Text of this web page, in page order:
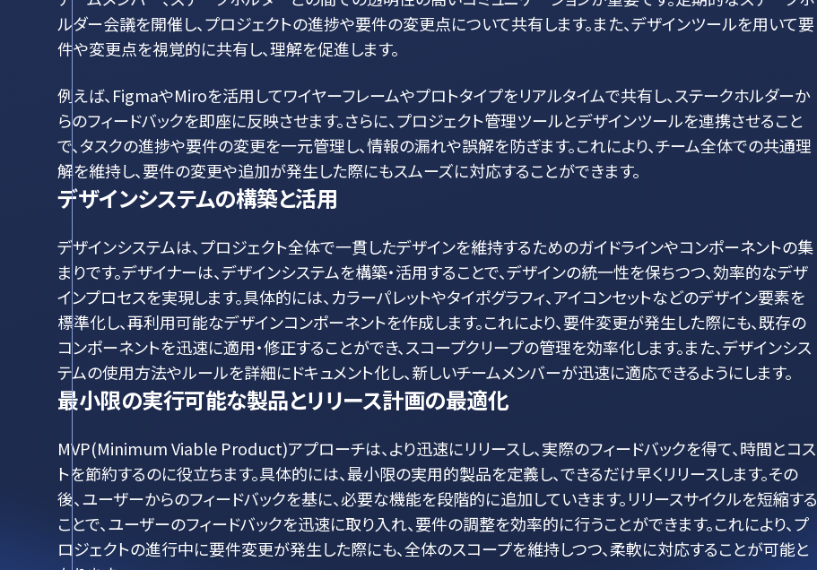
ルダー会議を開催し、プロジェクトの進捗や要件の変更点について共有します。また、デザインツールを用いて要
件や変更点を視覚的に共有し、理解を促進します。
例えば、FigmaやMiroを活用してワイヤーフレームやプロトタイプをリアルタイムで共有し、ステークホルダーか
らのフィードバックを即座に反映させます。さらに、プロジェクト管理ツールとデザインツールを連携させること
で、タスクの進捗や要件の変更を一元管理し、情報の漏れや誤解を防ぎます。これにより、チーム全体での共通理
解を維持し、要件の変更や追加が発生した際にもスムーズに対応することができます。
デザインシステムの構築と活用
デザインシステムは、プロジェクト全体で一貫したデザインを維持するためのガイドラインやコンポーネントの集
まりです。デザイナーは、デザインシステムを構築・活用することで、デザインの統一性を保ちつつ、効率的なデザ
インプロセスを実現します。具体的には、カラーパレットやタイポグラフィ、アイコンセットなどのデザイン要素を
標準化し、再利用可能なデザインコンポーネントを作成します。これにより、要件変更が発生した際にも、既存の
コンポーネントを迅速に適用・修正することができ、スコープクリープの管理を効率化します。また、デザインシス
テムの使用方法やルールを詳細にドキュメント化し、新しいチームメンバーが迅速に適応できるようにします。
最小限の実行可能な製品とリリース計画の最適化
MVP(Minimum Viable Product)アプローチは、より迅速にリリースし、実際のフィードバックを得て、時間とコス
トを節約するのに役立ちます。具体的には、最小限の実用的製品を定義し、できるだけ早くリリースします。その
後、ユーザーからのフィードバックを基に、必要な機能を段階的に追加していきます。リリースサイクルを短縮する
ことで、ユーザーのフィードバックを迅速に取り入れ、要件の調整を効率的に行うことができます。これにより、プ
ロジェクトの進行中に要件変更が発生した際にも、全体のスコープを維持しつつ、柔軟に対応することが可能と